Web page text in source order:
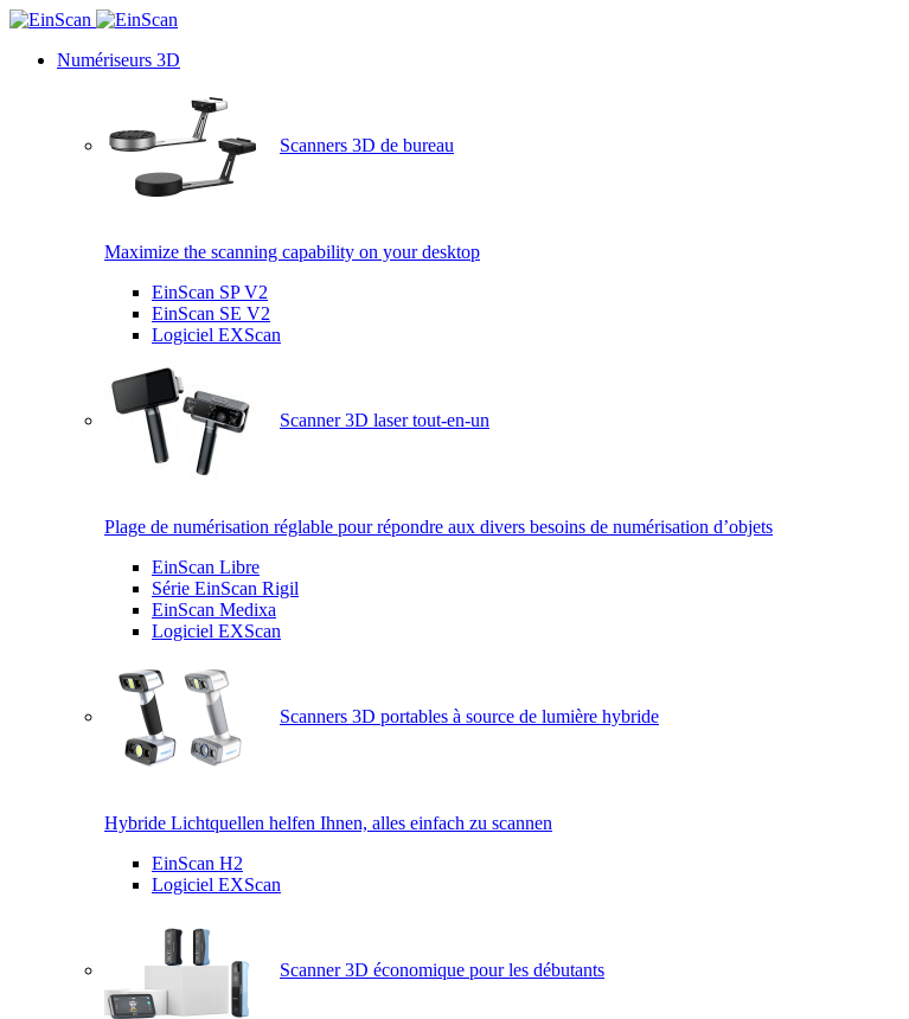
Numériseurs 3D
Scanners 3D de bureau
Maximize the scanning capability on your desktop
EinScan SP V2
EinScan SE V2
Logiciel EXScan
Scanner 3D laser tout-en-un
Plage de numérisation réglable pour répondre aux divers besoins de numérisation d’objets
EinScan Libre
Série EinScan Rigil
EinScan Medixa
Logiciel EXScan
Scanners 3D portables à source de lumière hybride
Hybride Lichtquellen helfen Ihnen, alles einfach zu scannen
EinScan H2
Logiciel EXScan
Scanner 3D économique pour les débutants